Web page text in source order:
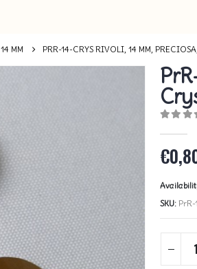
14 MM PRR-14-CRYS RIVOLI, 14 MM,
€
SKU: PrR-